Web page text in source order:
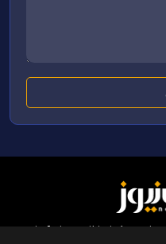
به مرکز ارتباطات و رسانه آستان